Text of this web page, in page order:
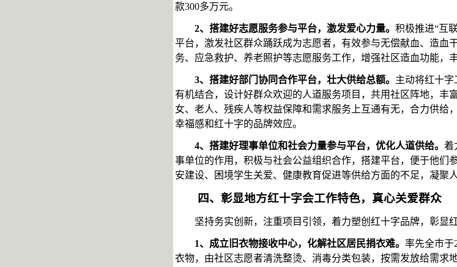
款300多万元。
2、搭建好志愿服务参与平台，激发爱心力量。积极推进“互
平台，激发社区群众踊跃成为志愿者，有效参与无偿献血、造血
务、应急救护、养老照护等志愿服务工作，增强社区造血功能，
3、搭建好部门协同合作平台，壮大供给总额。 主动将红十
有机结合，设计好群众欢迎的人道服务项目，共用社区阵地，丰
女、老人、残疾人等权益保障和需求服务上互通有无，合力供给
幸福感和红十字的品牌效应。
4、搭建好理事单位和社会力量参与平台，优化人道供给。着
事单位的作用，积极与社会公益组织合作，搭建平台，便于他们
安建设、困境学生关爱、健康教育促进等供给方面的不足，凝聚
四、彰显地方红十字会工作特色，真心关爱群众
坚持务实创新，注重项目引领，着力塑创红十字品牌，彰显
1、成立旧衣物接收中心，化解社区居民捐衣难。率先全市于
衣物，由社区志愿者清洗整烫、消毒分类包装，按需发放给需求